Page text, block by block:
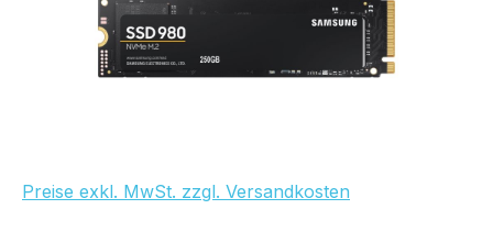
Preise exkl. MwSt. zzgl. Versandkosten